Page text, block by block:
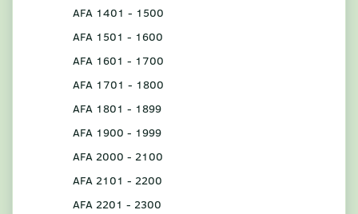
AFA 1401 - 1500
AFA 1501 - 1600
AFA 1601 - 1700
AFA 1701 - 1800
AFA 1801 - 1899
AFA 1900 - 1999
AFA 2000 - 2100
AFA 2101 - 2200
AFA 2201 - 2300